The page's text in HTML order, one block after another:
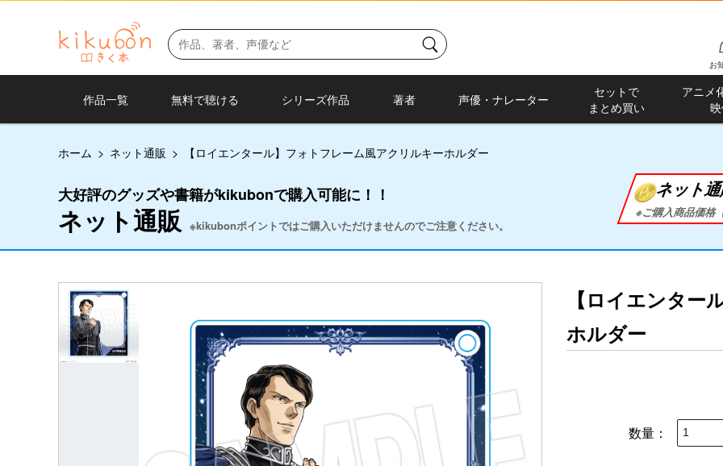
お
作品一覧 無料で聴ける シリーズ作品 著者 声優・ナレーター
セットで
まとめ買い
アニメ
ホーム > ネット通販 > 【ロイエンタール】フォトフレーム風アクリルキーホルダー
大好評のグッズや書籍がkikubonで購入可能に！！
ネット通販 ※kikubonポイントではご購入いただけませんのでご注意ください。
ネット
※ご購入商品価格
【ロイエンター
ホルダー
数量：